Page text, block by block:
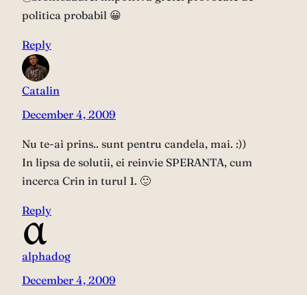
politica probabil 😀
Reply
Catalin
December 4, 2009
Nu te-ai prins.. sunt pentru candela, mai. :))
In lipsa de solutii, ei reinvie SPERANTA, cum
incerca Crin in turul 1. 🙂
Reply
alphadog
December 4, 2009